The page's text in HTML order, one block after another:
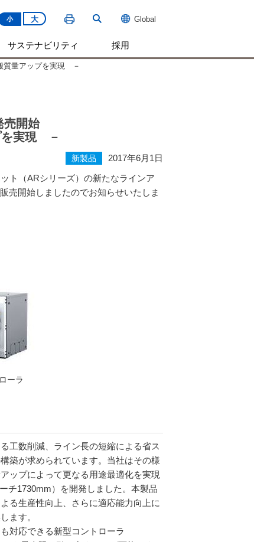
小 大 Global
サステナビリティ 採用
質量アップを実現 －
売開始
を実現 －
新製品
2017年6月1日
ト（ARシリーズ）の新たなラインア
売開始しましたのでお知らせいたしま
ーラ
工数削減、ライン長の短縮による省ス
築が求められています。当社はその様
ップによって更なる用途最適化を実現
チ1730mm）を開発しました。本製品
る生産性向上、さらに適応能力向上に
ます。
対応できる新型コントローラ